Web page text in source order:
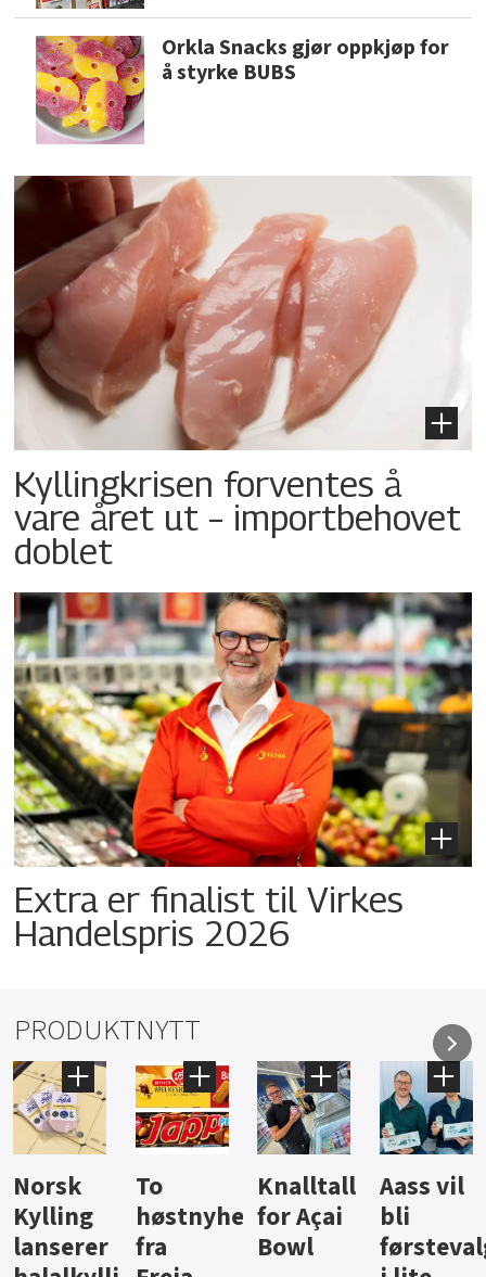
Orkla Snacks gjør oppkjøp for
å styrke BUBS
Kyllingkrisen forventes å
vare året ut – importbehovet
doblet
Extra er finalist til Virkes
Handelspris 2026
PRODUKTNYTT
Knalltall
for Açai
Bowl
Aass vil
bli
førstevalg
Brus og
jus fra
Berentsen
Hard
iste fra
Hansa